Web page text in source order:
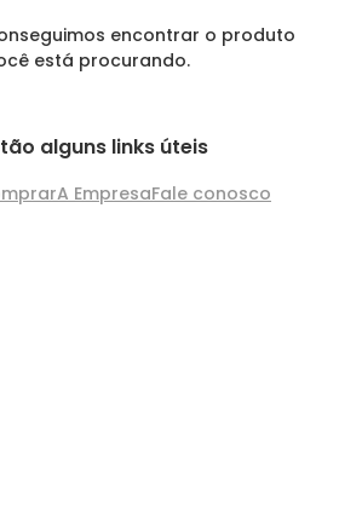
encontrar o produto
está procurando.
alguns links úteis
A EmpresaFale conosco